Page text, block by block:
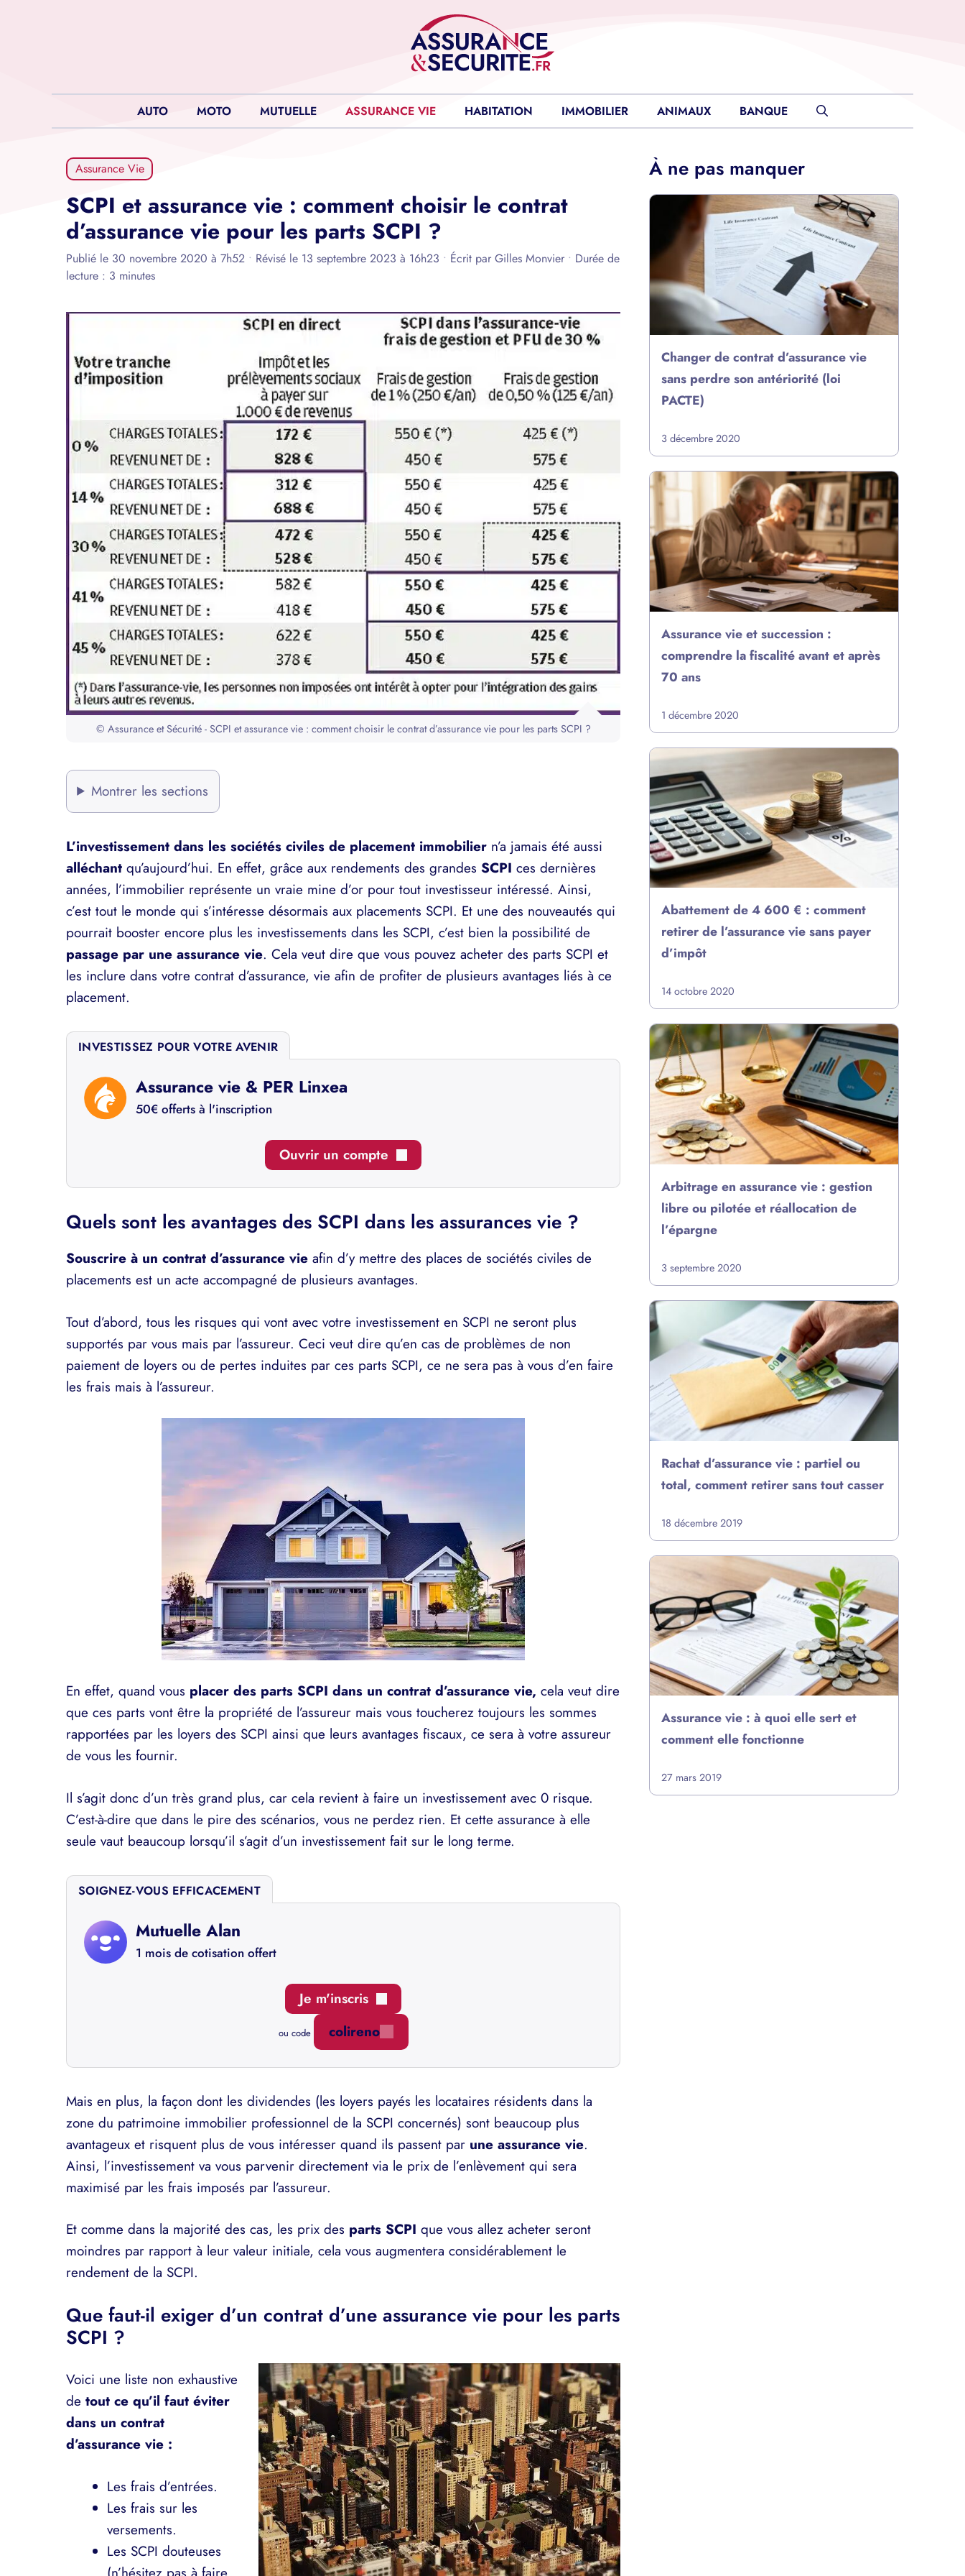
AUTO MOTO MUTUELLE ASSURANCE VIE HABITATION IMMOBILIER ANIMAUX BANQUE
Assurance Vie
SCPI et assurance vie : comment choisir le contrat
d’assurance vie pour les parts SCPI ?
Publié le 30 novembre 2020 à 7h52 • Révisé le 13 septembre 2023 à 16h23 • Écrit par Gilles Monvier • Durée de
lecture : 3 minutes
© Assurance et Sécurité - SCPI et assurance vie : comment choisir le contrat d’assurance vie pour les parts SCPI ?
Montrer les sections
L’investissement dans les sociétés civiles de placement immobilier n’a jamais été aussi
alléchant qu’aujourd’hui. En effet, grâce aux rendements des grandes SCPI ces dernières
années, l’immobilier représente un vraie mine d’or pour tout investisseur intéressé. Ainsi,
c’est tout le monde qui s’intéresse désormais aux placements SCPI. Et une des nouveautés qui
pourrait booster encore plus les investissements dans les SCPI, c’est bien la possibilité de
passage par une assurance vie. Cela veut dire que vous pouvez acheter des parts SCPI et
les inclure dans votre contrat d’assurance, vie afin de profiter de plusieurs avantages liés à ce
placement.
INVESTISSEZ POUR VOTRE AVENIR
Assurance vie & PER Linxea
50€ offerts à l'inscription
Ouvrir un compte
Quels sont les avantages des SCPI dans les assurances vie ?
Souscrire à un contrat d’assurance vie afin d’y mettre des places de sociétés civiles de
placements est un acte accompagné de plusieurs avantages.
Tout d’abord, tous les risques qui vont avec votre investissement en SCPI ne seront plus
supportés par vous mais par l’assureur. Ceci veut dire qu’en cas de problèmes de non
paiement de loyers ou de pertes induites par ces parts SCPI, ce ne sera pas à vous d’en faire
les frais mais à l’assureur.
En effet, quand vous placer des parts SCPI dans un contrat d’assurance vie, cela veut dire
que ces parts vont être la propriété de l’assureur mais vous toucherez toujours les sommes
rapportées par les loyers des SCPI ainsi que leurs avantages fiscaux, ce sera à votre assureur
de vous les fournir.
Il s’agit donc d’un très grand plus, car cela revient à faire un investissement avec 0 risque.
C’est-à-dire que dans le pire des scénarios, vous ne perdez rien. Et cette assurance à elle
seule vaut beaucoup lorsqu’il s’agit d’un investissement fait sur le long terme.
SOIGNEZ-VOUS EFFICACEMENT
Mutuelle Alan
1 mois de cotisation offert
Je m'inscris
ou code colireno
Mais en plus, la façon dont les dividendes (les loyers payés les locataires résidents dans la
zone du patrimoine immobilier professionnel de la SCPI concernés) sont beaucoup plus
avantageux et risquent plus de vous intéresser quand ils passent par une assurance vie.
Ainsi, l’investissement va vous parvenir directement via le prix de l’enlèvement qui sera
maximisé par les frais imposés par l’assureur.
Et comme dans la majorité des cas, les prix des parts SCPI que vous allez acheter seront
moindres par rapport à leur valeur initiale, cela vous augmentera considérablement le
rendement de la SCPI.
Que faut-il exiger d’un contrat d’une assurance vie pour les parts
SCPI ?
Voici une liste non exhaustive
de tout ce qu’il faut éviter
dans un contrat
d’assurance vie :
Les frais d’entrées.
Les frais sur les
versements.
Les SCPI douteuses
À ne pas manquer
Changer de contrat d’assurance vie
sans perdre son antériorité (loi
PACTE)
3 décembre 2020
Assurance vie et succession :
comprendre la fiscalité avant et après
70 ans
1 décembre 2020
Abattement de 4 600 € : comment
retirer de l’assurance vie sans payer
d’impôt
14 octobre 2020
Arbitrage en assurance vie : gestion
libre ou pilotée et réallocation de
l’épargne
3 septembre 2020
Rachat d’assurance vie : partiel ou
total, comment retirer sans tout casser
18 décembre 2019
Assurance vie : à quoi elle sert et
comment elle fonctionne
27 mars 2019